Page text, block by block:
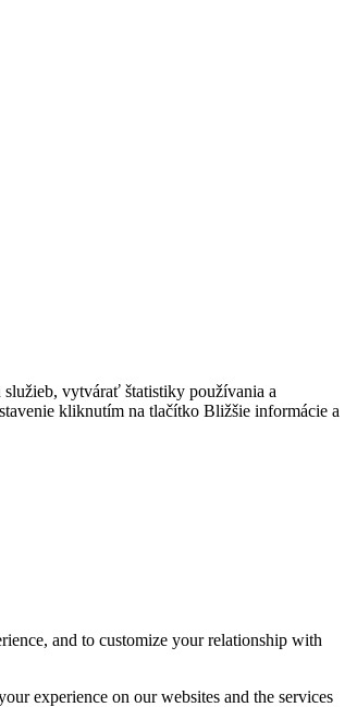
služieb, vytvárať štatistiky používania a
kliknutím na tlačítko Bližšie informácie a
and to customize your relationship with
experience on our websites and the services